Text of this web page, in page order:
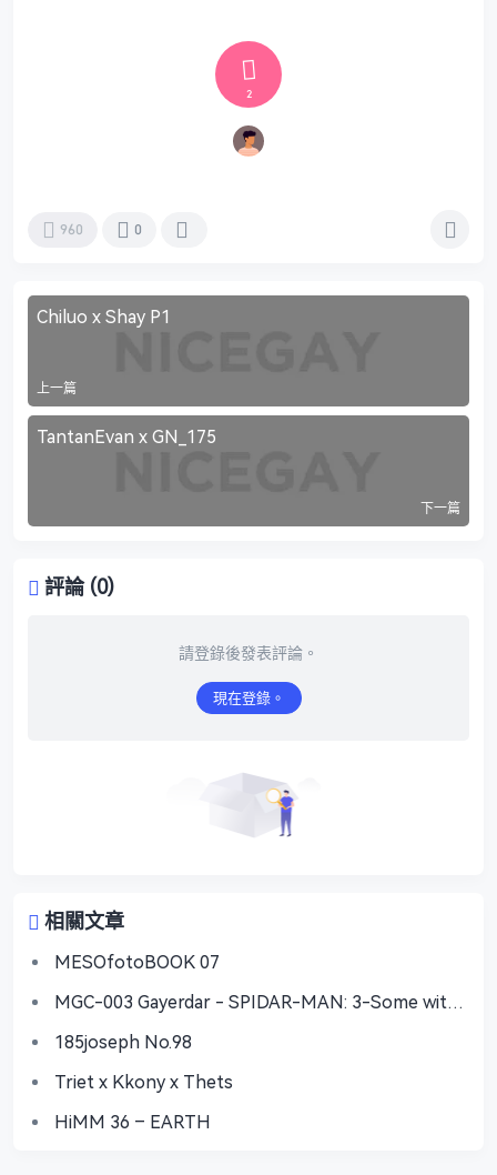
2
960 0
Chiluo x Shay P1
上一篇
TantanEvan x GN_175
下一篇
評論 (0)
請登錄後發表評論。
現在登錄。
相關文章
MESOfotoBOOK 07
MGC-003 Gayerdar - SPIDAR-MAN: 3-Some with
185joseph No.98
Triet x Kkony x Thets
HiMM 36 – EARTH